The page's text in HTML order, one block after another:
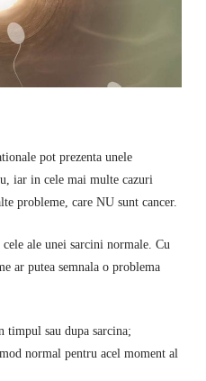
pot prezenta unele
iar in cele mai multe cazuri
probleme, care NU sunt cancer.
ale unei sarcini normale. Cu
ar putea semnala o problema
timpul sau dupa sarcina;
normal pentru acel moment al